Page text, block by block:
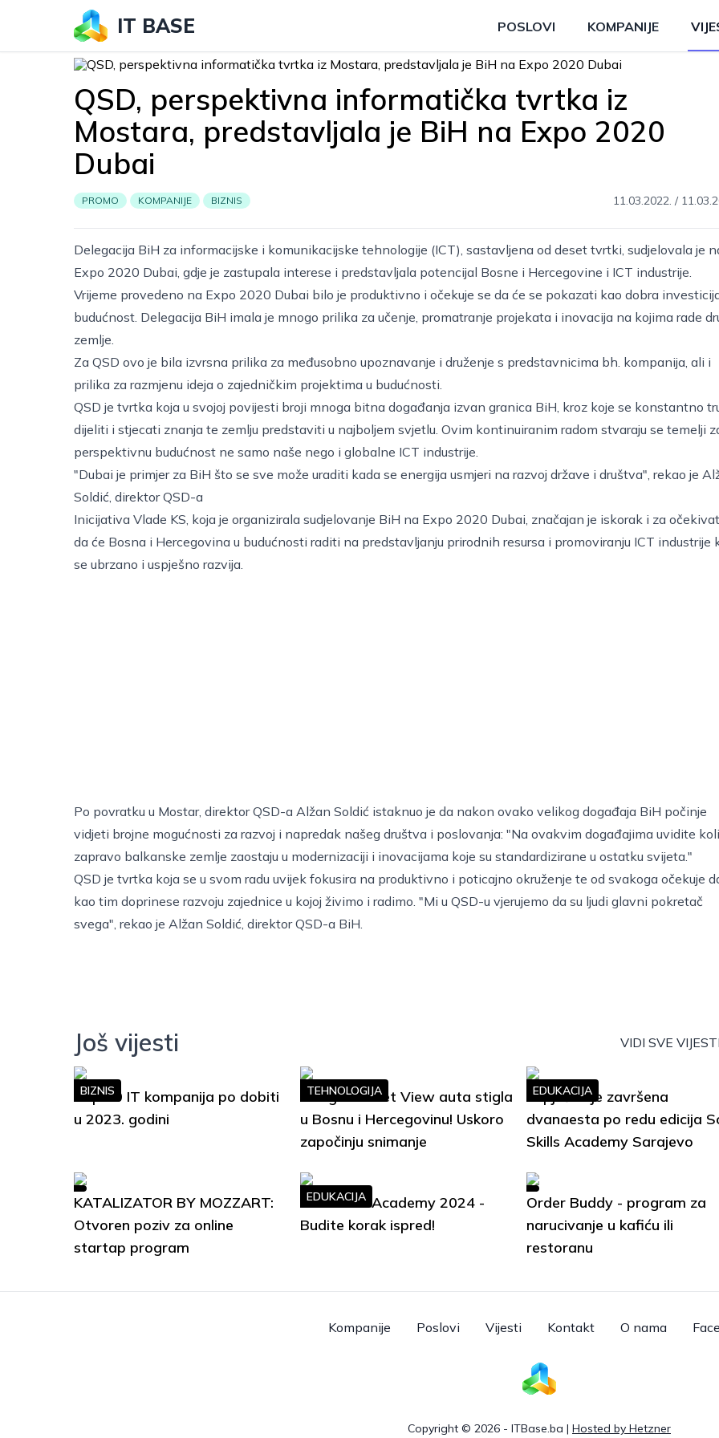
IT BASE POSLOVI KOMPANIJE
QSD, perspektivna informatička tvrtka iz
Mostara, predstavljala je BiH na Expo 2020
Dubai
PROMO KOMPANIJE BIZNIS 11.03.2022. /
Delegacija BiH za informacijske i komunikacijske tehnologije (ICT), sastavljena od deset tvrtki, sudjelovala je
Expo 2020 Dubai, gdje je zastupala interese i predstavljala potencijal Bosne i Hercegovine i ICT industrije.
Vrijeme provedeno na Expo 2020 Dubai bilo je produktivno i očekuje se da će se pokazati kao dobra
budućnost. Delegacija BiH imala je mnogo prilika za učenje, promatranje projekata i inovacija na kojima rade
zemlje.
Za QSD ovo je bila izvrsna prilika za međusobno upoznavanje i druženje s predstavnicima bh. kompanija, ali i
prilika za razmjenu ideja o zajedničkim projektima u budućnosti.
QSD je tvrtka koja u svojoj povijesti broji mnoga bitna događanja izvan granica BiH, kroz koje se konstantno
dijeliti i stjecati znanja te zemlju predstaviti u najboljem svjetlu. Ovim kontinuiranim radom stvaraju se temelji
perspektivnu budućnost ne samo naše nego i globalne ICT industrije.
"Dubai je primjer za BiH što se sve može uraditi kada se energija usmjeri na razvoj države i društva", rekao je
Soldić, direktor QSD-a
Inicijativa Vlade KS, koja je organizirala sudjelovanje BiH na Expo 2020 Dubai, značajan je iskorak i za
da će Bosna i Hercegovina u budućnosti raditi na predstavljanju prirodnih resursa i promoviranju ICT industrije
se ubrzano i uspješno razvija.
Po povratku u Mostar, direktor QSD-a Alžan Soldić istaknuo je da nakon ovako velikog događaja BiH počinje
vidjeti brojne mogućnosti za razvoj i napredak našeg društva i poslovanja: "Na ovakvim događajima uvidite
zapravo balkanske zemlje zaostaju u modernizaciji i inovacijama koje su standardizirane u ostatku svijeta."
QSD je tvrtka koja se u svom radu uvijek fokusira na produktivno i poticajno okruženje te od svakoga očekuje
kao tim doprinese razvoju zajednice u kojoj živimo i radimo. "Mi u QSD-u vjerujemo da su ljudi glavni pokretač
svega", rekao je Alžan Soldić, direktor QSD-a BiH.
Još vijesti VIDI SVE VIJESTI
Top 10 IT kompanija po dobiti
u 2023. godini
BIZNIS
Google Street View auta stigla
u Bosnu i Hercegovinu! Uskoro
započinju snimanje
TEHNOLOGIJA
Uspješno je završena
dvanaesta po redu edicija
Skills Academy Sarajevo
EDUKACIJA
KATALIZATOR BY MOZZART:
Otvoren poziv za online
startap program
Soft Skills Academy 2024 -
Budite korak ispred!
EDUKACIJA
Order Buddy - program za
narucivanje u kafiću ili
restoranu
Kompanije Poslovi Vijesti Kontakt O nama
Copyright © 2026 - ITBase.ba | Hosted by Hetzner